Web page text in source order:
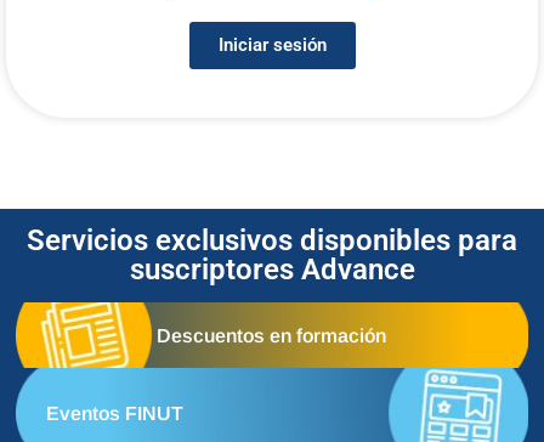
Iniciar sesión
Servicios exclusivos disponibles para
suscriptores Advance
Descuentos en formación
Eventos FINUT